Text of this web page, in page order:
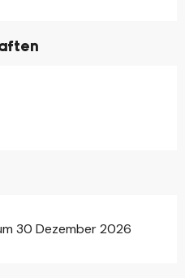
30 Dezember 2026